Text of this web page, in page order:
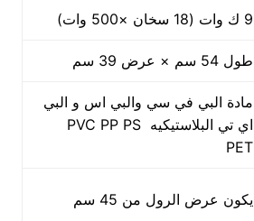
9 ك وات (18 سخان ×500 وات)
طول 54 سم × عرض 39 سم
مادة البي في سي والبي اس و البي
اي تي البلاستيكيه PVC PP PS
PET
يكون عرض الرول من 45 سم